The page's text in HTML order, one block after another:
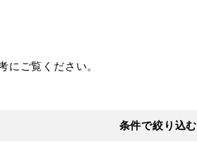
にご覧ください。
条件で絞り込む